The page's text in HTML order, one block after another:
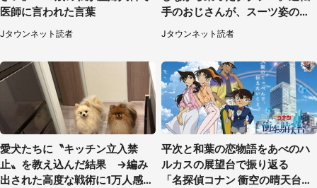
医師に言われた言葉
Jタウンネット読者
手のおじさんが、スーツ姿の私
を見て...（福岡県・30代女性）
Jタウンネット読者
愛犬たちに〝キッチン立入禁
止〟を教え込んだ結果 →編み
出された高度な戦術に1万人感心
平次と和葉の恋物語をあべのハ
ルカスの展望台で振り返る
「名探偵コナン 衝空の晴天台